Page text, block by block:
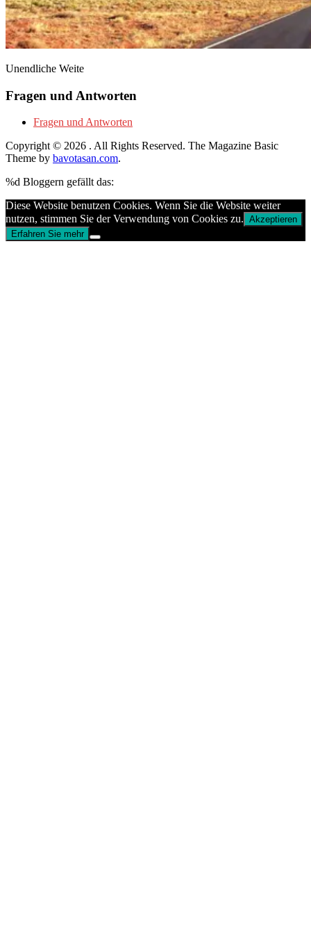
Unendliche Weite
Fragen und Antworten
Fragen und Antworten
Copyright © 2026 . All Rights Reserved. The Magazine Basic
Theme by bavotasan.com.
%d Bloggern gefällt das:
Diese Website benutzen Cookies. Wenn Sie die Website weiter
nutzen, stimmen Sie der Verwendung von Cookies zu. Akzeptieren
Erfahren Sie mehr